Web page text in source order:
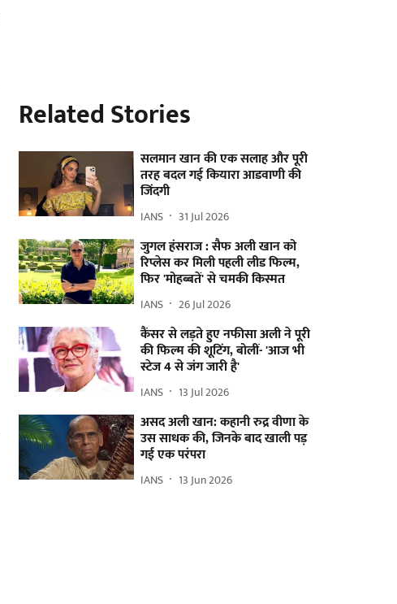
Related Stories
सलमान खान की एक सलाह और पूरी
तरह बदल गई कियारा आडवाणी की
जिंदगी
IANS 31 Jul 2026
जुगल हंसराज : सैफ अली खान को
रिप्लेस कर मिली पहली लीड फिल्म,
फिर 'मोहब्बतें' से चमकी किस्मत
IANS 26 Jul 2026
कैंसर से लड़ते हुए नफीसा अली ने पूरी
की फिल्म की शूटिंग, बोलीं- 'आज भी
स्टेज 4 से जंग जारी है'
IANS 13 Jul 2026
असद अली खान: कहानी रुद्र वीणा के
उस साधक की, जिनके बाद खाली पड़
गई एक परंपरा
IANS 13 Jun 2026